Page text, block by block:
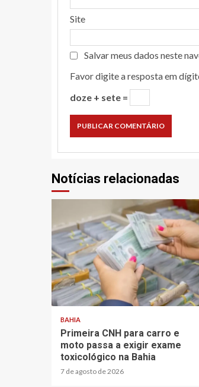
Site
Salvar meus dados neste
Favor digite a resposta em
doze + sete =
Notícias relacionadas
2 min read
BAHIA
Primeira CNH para carro e
moto passa a exigir exame
toxicológico na Bahia
7 de agosto de 2026